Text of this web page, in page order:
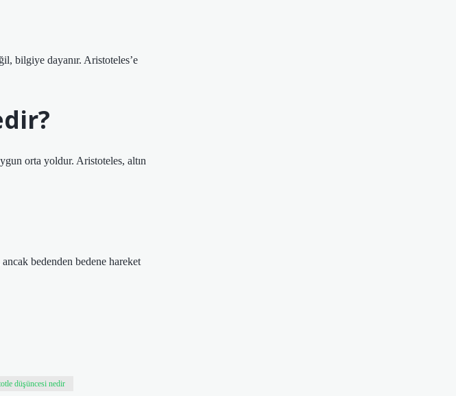
bilgiye dayanır. Aristoteles’e
orta yoldur. Aristoteles, altın
bedenden bedene hareket
düşüncesi nedir